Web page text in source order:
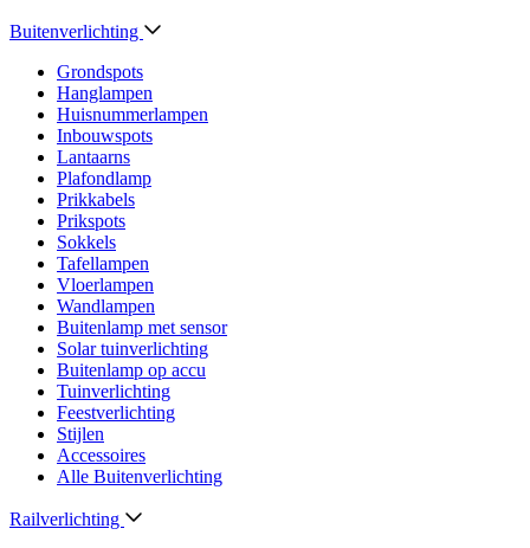
Buitenverlichting
Grondspots
Hanglampen
Huisnummerlampen
Inbouwspots
Lantaarns
Plafondlamp
Prikkabels
Prikspots
Sokkels
Tafellampen
Vloerlampen
Wandlampen
Buitenlamp met sensor
Solar tuinverlichting
Buitenlamp op accu
Tuinverlichting
Feestverlichting
Stijlen
Accessoires
Alle Buitenverlichting
Railverlichting